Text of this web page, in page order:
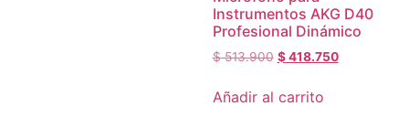
Instrumentos AKG D40
Profesional Dinámico
$513.900 $418.750
Añadir al carrito